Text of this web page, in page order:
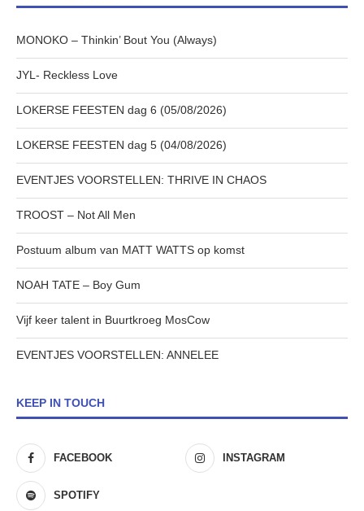
MONOKO – Thinkin’ Bout You (Always)
JYL- Reckless Love
LOKERSE FEESTEN dag 6 (05/08/2026)
LOKERSE FEESTEN dag 5 (04/08/2026)
EVENTJES VOORSTELLEN: THRIVE IN CHAOS
TROOST – Not All Men
Postuum album van MATT WATTS op komst
NOAH TATE – Boy Gum
Vijf keer talent in Buurtkroeg MosCow
EVENTJES VOORSTELLEN: ANNELEE
KEEP IN TOUCH
FACEBOOK INSTAGRAM
SPOTIFY